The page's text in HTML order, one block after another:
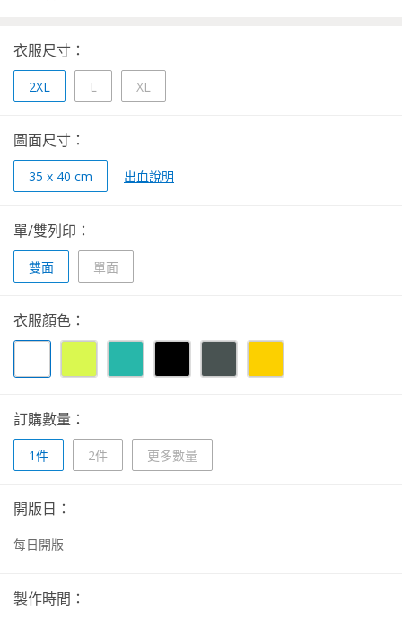
衣服尺寸：
2XL L XL
圖面尺寸：
35 x 40 cm 出血說明
單/雙列印：
雙面 單面
衣服顏色：
訂購數量：
1件 2件 更多數量
開版日：
每日開版
製作時間：